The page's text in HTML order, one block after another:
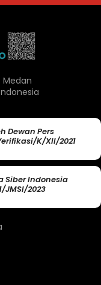
Medan
Dewan Pers
K/XII/2021
Siber Indonesia
JMSI/2023